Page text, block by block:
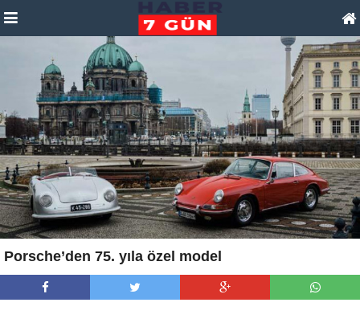
Porsche’den 75. yıla özel model